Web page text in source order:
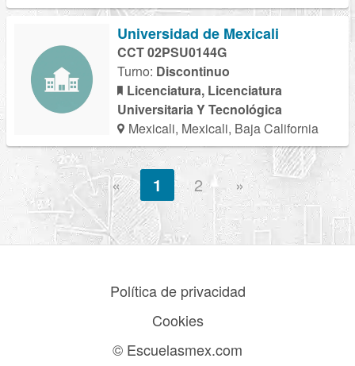
Universidad de Mexicali
CCT 02PSU0144G
Turno: Discontinuo
Licenciatura, Licenciatura
Universitaria Y Tecnológica
Mexicali, Mexicali, Baja California
« 1 2 »
Política de privacidad
Cookies
© Escuelasmex.com